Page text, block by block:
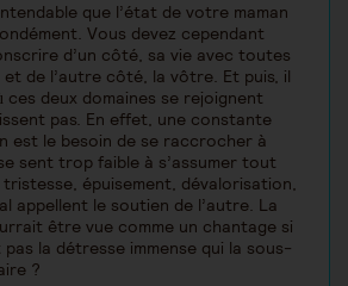
que l’état de votre maman
Vous devez cependant
d’un côté, sa vie avec toutes
de l’autre côté, la vôtre. Et puis, il
ces deux domaines se rejoignent
pas. En effet, une constante
est le besoin de se raccrocher à
sent trop faible à s’assumer tout
épuisement, dévalorisation,
appellent le soutien de l’autre. La
être vue comme un chantage si
la détresse immense qui la sous-
?